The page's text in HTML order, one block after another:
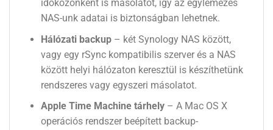
időközönként is másolatot, így az egylemezes
NAS-unk adatai is biztonságban lehetnek.
Hálózati backup– két Synology NAS között,
vagy egy rSync kompatibilis szerver és a NAS
között helyi hálózaton keresztül is készíthetünk
rendszeres vagy egyszeri másolatot.
Apple Time Machine tárhely– A Mac OS X
operációs rendszer beépített backup-